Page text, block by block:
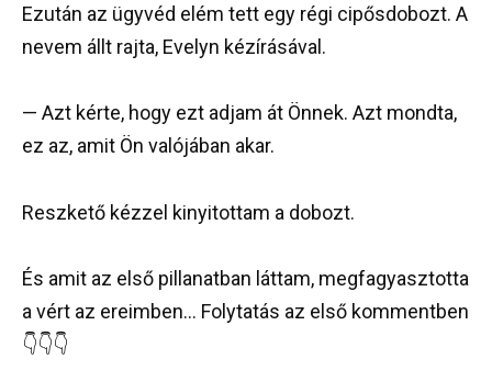
Ezután az ügyvéd elém tett egy régi cipősdobozt. A
nevem állt rajta, Evelyn kézírásával.
— Azt kérte, hogy ezt adjam át Önnek. Azt mondta,
ez az, amit Ön valójában akar.
Reszkető kézzel kinyitottam a dobozt.
És amit az első pillanatban láttam, megfagyasztotta
a vért az ereimben… Folytatás az első kommentben
👇👇👇